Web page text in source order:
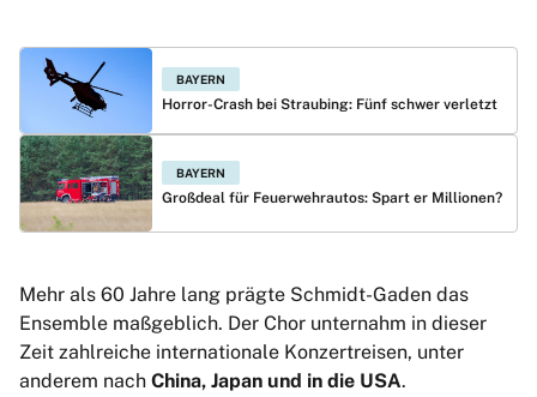
BAYERN
Horror-Crash bei Straubing: Fünf schwer verletzt
BAYERN
Großdeal für Feuerwehrautos: Spart er Millionen?
Mehr als 60 Jahre lang prägte Schmidt-Gaden das
Ensemble maßgeblich. Der Chor unternahm in dieser
Zeit zahlreiche internationale Konzertreisen, unter
anderem nach China, Japan und in die USA.